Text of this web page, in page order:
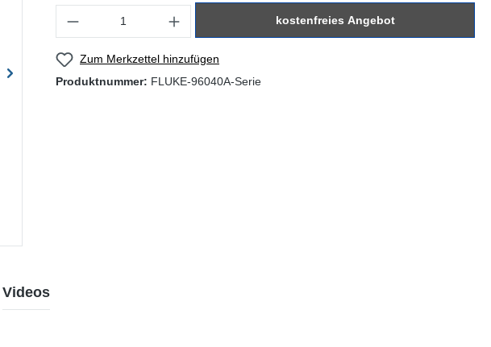
kostenfreies Angebot
Zum Merkzettel hinzufügen
Produktnummer: FLUKE-96040A-Serie
Videos